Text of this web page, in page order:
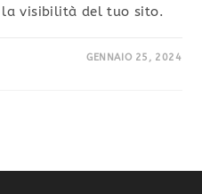
la visibilità del tuo sito.
GENNAIO 25, 2024